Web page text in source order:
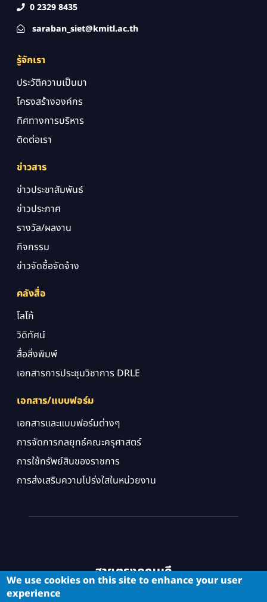
0 2329 8435
saraban_siet@kmitl.ac.th
รู้จักเรา
ประวัติความเป็นมา
โครงสร้างองค์กร
ทิศทางการบริหาร
ติดต่อเรา
ข่าวสาร
ข่าวประชาสัมพันธ์
ข่าวประกาศ
รางวัล/ผลงาน
กิจกรรม
ข่าวจัดซื้อจัดจ้าง
คลังสื่อ
โลโก้
วิดิทัศน์
สื่อสิ่งพิมพ์
เอกสารการประชุมวิชาการ DRLE
เอกสาร/แบบฟอร์ม
เอกสารและแบบฟอร์มต่างๆ
การจัดการกลยุทธ์คณะครุศาสตร์
การใช้ทรัพย์สินของราชการ
การส่งเสริมความโปร่งใสในหน่วยงาน
สายตรงคณบดี
We use cookies on this site to enhance your user
experience